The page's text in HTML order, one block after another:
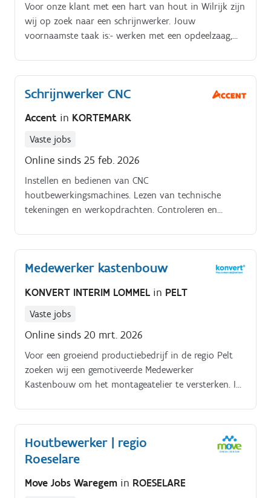
Voor onze klant met een hart van hout in Wilrijk zijn
wij op zoek naar een schrijnwerker. Jouw
voornaamste taak is:- werken met een opdeelzaag,
Aarzel dan niet om te solliciteren!
Schrijnwerker CNC
Accent in KORTEMARK
Vaste jobs
Online sinds 25 feb. 2026
Instellen en bedienen van CNC
houtbewerkingsmachines. Lezen van technische
tekeningen en werkopdrachten. Controleren en
Medewerker kastenbouw
KONVERT INTERIM LOMMEL in PELT
Vaste jobs
Online sinds 20 mrt. 2026
Voor een groeiend productiebedrijf in de regio Pelt
zoeken wij een gemotiveerde Medewerker
Kastenbouw om het montageatelier te versterken. In
van losse onderdelen tot een perfect afgewerkt
meubel Jouw taken:.
Houtbewerker | regio
Roeselare
Move Jobs Waregem in ROESELARE